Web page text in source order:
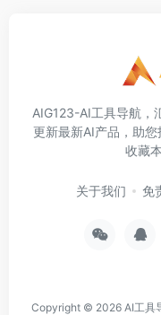
AIG123-AI工具导航，
更新最新AI产品，助
收藏
关于我们 免
Copyright © 2026 AI工具